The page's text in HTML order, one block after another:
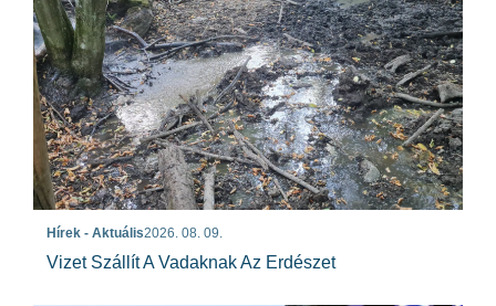
Hírek - Aktuális2026. 08. 09.
Vizet Szállít A Vadaknak Az Erdészet